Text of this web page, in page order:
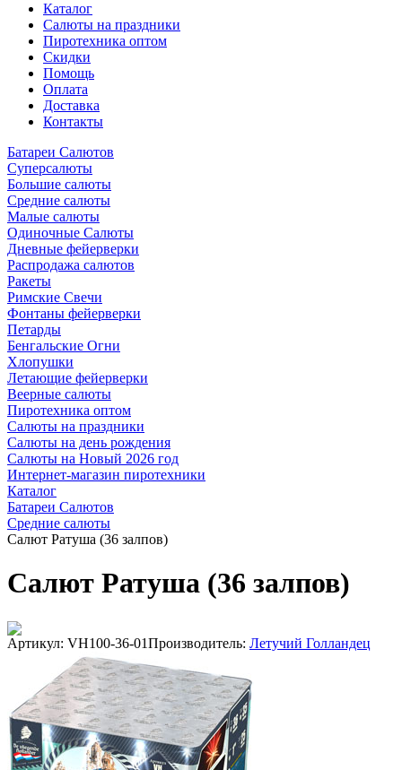
Каталог
Салюты на праздники
Пиротехника оптом
Скидки
Помощь
Оплата
Доставка
Контакты
Батареи Салютов
Суперсалюты
Большие салюты
Средние салюты
Малые салюты
Одиночные Салюты
Дневные фейерверки
Распродажа салютов
Ракеты
Римские Свечи
Фонтаны фейерверки
Петарды
Бенгальские Огни
Хлопушки
Летающие фейерверки
Веерные салюты
Пиротехника оптом
Салюты на праздники
Салюты на день рождения
Салюты на Новый 2026 год
Интернет-магазин пиротехники
Каталог
Батареи Салютов
Средние салюты
Салют Ратуша (36 залпов)
Салют Ратуша (36 залпов)
Артикул: VH100-36-01Производитель: Летучий Голландец